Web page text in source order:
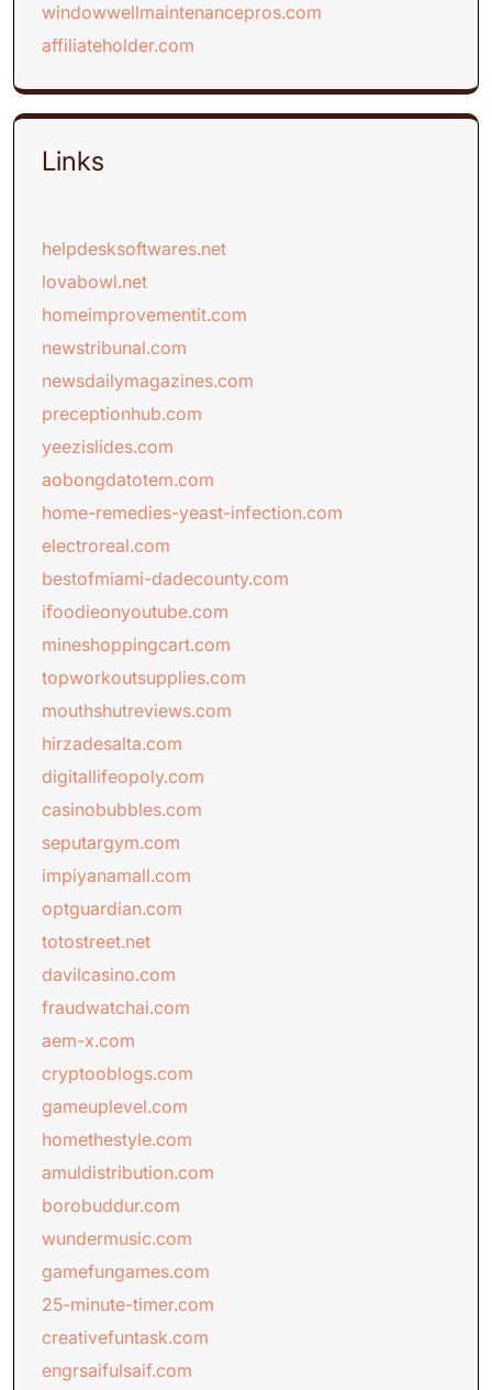
windowwellmaintenancepros.com
affiliateholder.com
Links
helpdesksoftwares.net
lovabowl.net
homeimprovementit.com
newstribunal.com
newsdailymagazines.com
preceptionhub.com
yeezislides.com
aobongdatotem.com
home-remedies-yeast-infection.com
electroreal.com
bestofmiami-dadecounty.com
ifoodieonyoutube.com
mineshoppingcart.com
topworkoutsupplies.com
mouthshutreviews.com
hirzadesalta.com
digitallifeopoly.com
casinobubbles.com
seputargym.com
impiyanamall.com
optguardian.com
totostreet.net
davilcasino.com
fraudwatchai.com
aem-x.com
cryptooblogs.com
gameuplevel.com
homethestyle.com
amuldistribution.com
borobuddur.com
wundermusic.com
gamefungames.com
25-minute-timer.com
creativefuntask.com
engrsaifulsaif.com